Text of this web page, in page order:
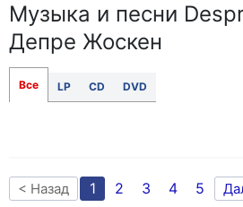
Музыка и песни
Депре Жоскен
Все LP CD DVD
< Назад 1 2 3 4 5